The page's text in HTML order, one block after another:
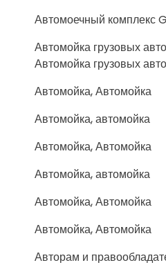
Автомоечный комплекс
Автомойка грузовых
Автомойка грузовых
Автомойка, Автомойка
Автомойка, автомойка
Автомойка, Автомойка
Автомойка, автомойка
Автомойка, Автомойка
Автомойка, Автомойка
Авторам и